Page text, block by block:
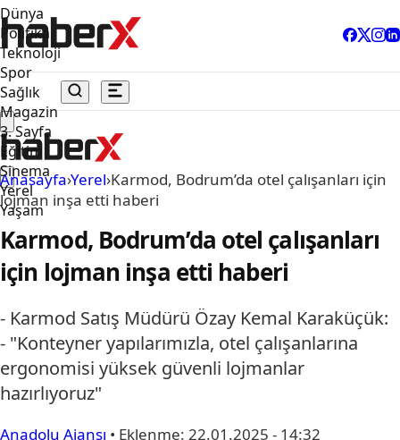
Dünya
Politika
Teknoloji
Spor
Sağlık
Magazin
3. Sayfa
Eğitim
Sinema
Yerel
Yaşam
Anasayfa›Yerel›Karmod, Bodrum’da otel çalışanları için
lojman inşa etti haberi
Karmod, Bodrum’da otel çalışanları
için lojman inşa etti haberi
- Karmod Satış Müdürü Özay Kemal Karaküçük:
- "Konteyner yapılarımızla, otel çalışanlarına
ergonomisi yüksek güvenli lojmanlar
hazırlıyoruz"
Anadolu Ajansı • Eklenme: 22.01.2025 - 14:32